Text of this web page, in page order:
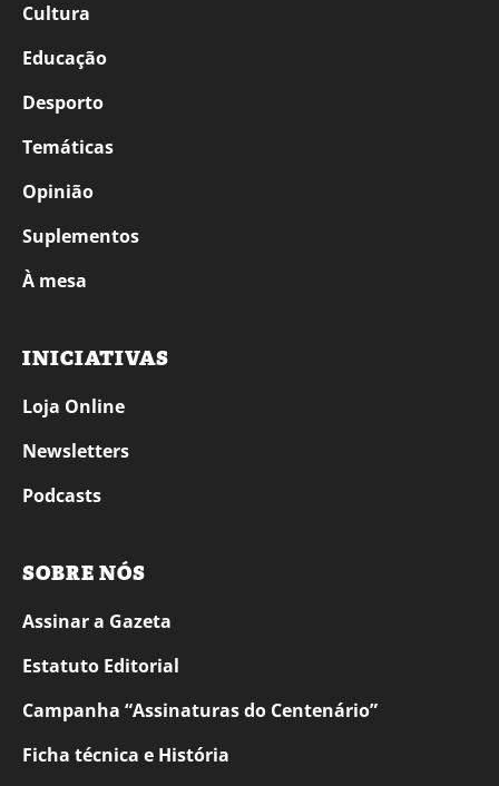
Cultura
Educação
Desporto
Temáticas
Opinião
Suplementos
À mesa
INICIATIVAS
Loja Online
Newsletters
Podcasts
SOBRE NÓS
Assinar a Gazeta
Estatuto Editorial
Campanha “Assinaturas do Centenário”
Ficha técnica e História